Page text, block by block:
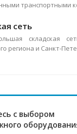
транспортными
сеть
складская
региона и Санкт-
с выбором